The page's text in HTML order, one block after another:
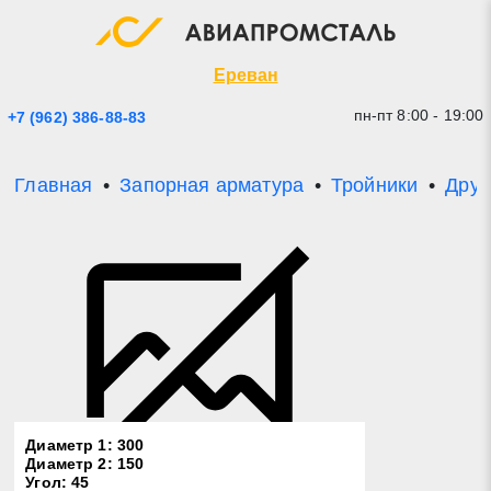
Ереван
+7 (962) 386-88-83 пн-пт 8:00 - 19:00
Главная Запорная арматура Тройники
Диаметр 1: 300
Диаметр 2: 150
Угол: 45
Экспресс заявка
* - обязательные поля для заполнения
Прикрепить файл (до 20 mb)